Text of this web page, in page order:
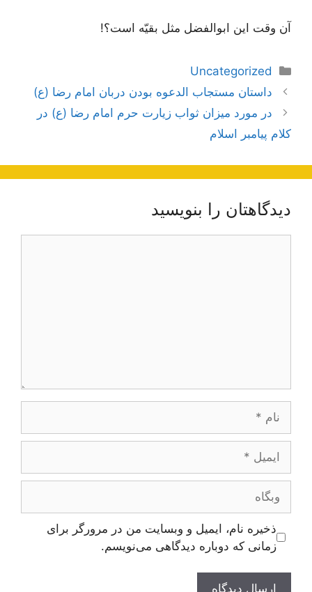
آن وقت این ابوالفضل مثل بقیّه است؟!
دسته‌ها
Uncategorized
ناوبری
نوشته‌ها
داستان مستجاب الدعوه بودن دربان امام رضا (ع)
در مورد میزان ثواب زیارت حرم امام رضا (ع) در
کلام پیامبر اسلام
دیدگاهتان را بنویسید
وبگاه
ذخیره نام، ایمیل و وبسایت من در مرورگر برای
زمانی که دوباره دیدگاهی می‌نویسم.